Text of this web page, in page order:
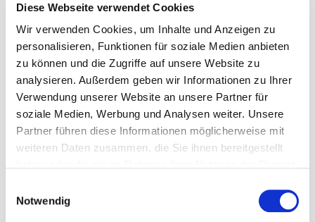
Diese Webseite verwendet Cookies
Wir verwenden Cookies, um Inhalte und Anzeigen zu
personalisieren, Funktionen für soziale Medien anbieten
zu können und die Zugriffe auf unsere Website zu
analysieren. Außerdem geben wir Informationen zu Ihrer
Verwendung unserer Website an unsere Partner für
soziale Medien, Werbung und Analysen weiter. Unsere
Partner führen diese Informationen möglicherweise mit
weiteren Daten zusammen, die Sie ihnen bereitgestellt
Notwendig
Die neuen Termine der BIB-
Gesundheitsinformationstreffen sind da
19. Gerontopsychiatrisches Symposium
17. Juni 2026, 9.00 – 15.00 Uhr, Eine Veranstaltung des St.-
Joseph-Krankenhaus Berlin-Weißensee und des QVNIA e.V.
weiterlesen
1. PANKOWER FACHTAG – Hitzeschutz und
Klimaanpassung im Bezirk
BILDER ERZÄHLEN